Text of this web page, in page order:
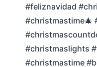
#feliznavidad
#christmastime🎄
#christmaslights
#christmastime